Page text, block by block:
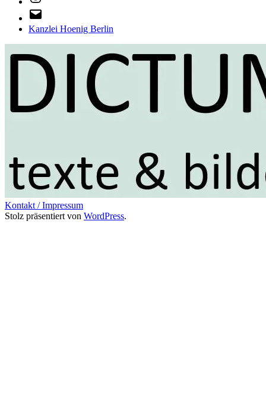
Kanzlei Hoenig Berlin
Kontakt / Impressum
Stolz präsentiert von WordPress.